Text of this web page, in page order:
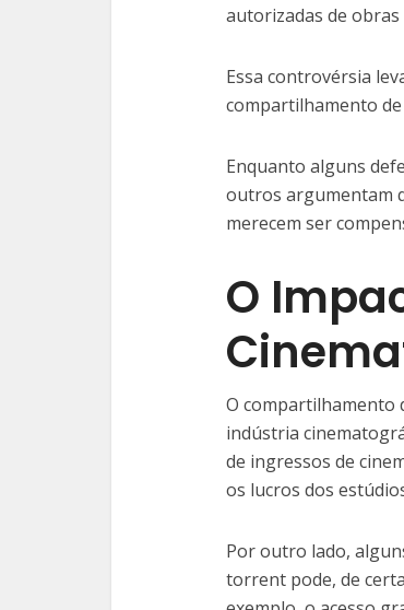
autorizadas de
Essa controvérsia
compartilhamento
Enquanto alguns
outros argumentam
merecem ser
O
O compartilhamento
indústria
de ingressos de
os lucros dos
Por outro lado,
torrent pode, de